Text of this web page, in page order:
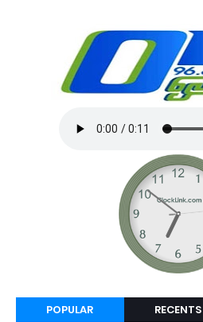
POPULAR RECENTS